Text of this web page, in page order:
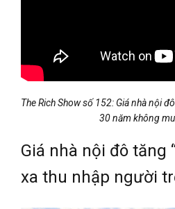
The Rich Show số 152: Giá nhà nội
30 năm không
Giá nhà nội đô tăng
xa thu nhập người